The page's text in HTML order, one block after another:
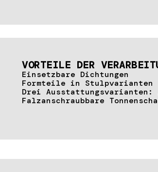
VORTEILE DER
Einsetzbare Dichtungen
Formteile in Stulpvarianten
Drei Ausstattungsvarianten:
Falzanschraubbare